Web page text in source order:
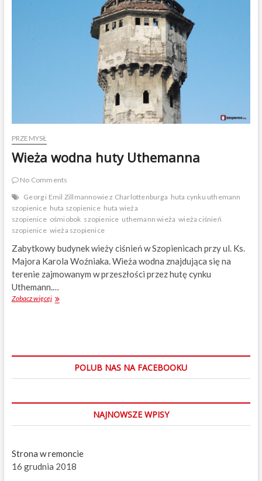
PRZEMYSŁ
Wieża wodna huty Uthemanna
No Comments
Georg i Emil Zillmannowie z Charlottenburga huta cynku uthemann
szopienice huta szopienice huta wieża
szopienice ośmiobok szopienice uthemann wieża wieża ciśnień
szopienice wieża szopienice
Zabytkowy budynek wieży ciśnień w Szopienicach przy ul. Ks.
Majora Karola Woźniaka. Wieża wodna znajdująca się na
terenie zajmowanym w przeszłości przez hutę cynku
Uthemann.…
Zobacz więcejW
h
t
t
h
POLUB NAS NA FACEBOOKU
NAJNOWSZE WPISY
Strona w remoncie
16 grudnia 2018